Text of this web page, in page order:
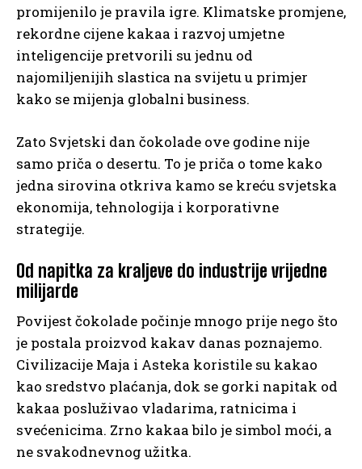
promijenilo je pravila igre. Klimatske promjene,
rekordne cijene kakaa i razvoj umjetne
inteligencije pretvorili su jednu od
najomiljenijih slastica na svijetu u primjer
kako se mijenja globalni business.
Zato Svjetski dan čokolade ove godine nije
samo priča o desertu. To je priča o tome kako
jedna sirovina otkriva kamo se kreću svjetska
ekonomija, tehnologija i korporativne
strategije.
Od napitka za kraljeve do industrije vrijedne
milijarde
Povijest čokolade počinje mnogo prije nego što
je postala proizvod kakav danas poznajemo.
Civilizacije Maja i Asteka koristile su kakao
kao sredstvo plaćanja, dok se gorki napitak od
kakaa posluživao vladarima, ratnicima i
svećenicima. Zrno kakaa bilo je simbol moći, a
ne svakodnevnog užitka.